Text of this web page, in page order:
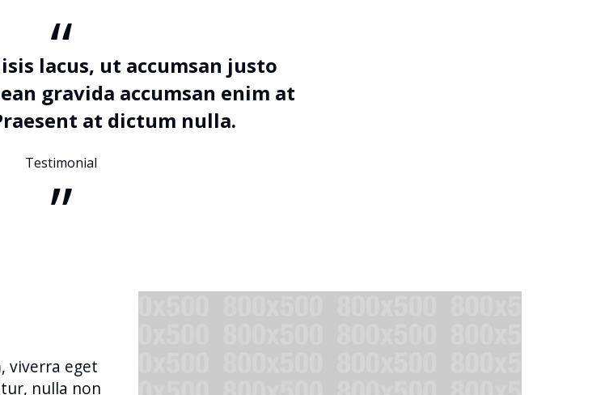
“
lacus, ut accumsan justo
gravida accumsan enim at
at dictum nulla.
Testimonial
”
viverra eget
nulla non